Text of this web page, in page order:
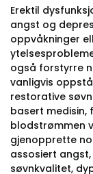
Erektil
angst og
oppvåkninger
også forstyrre
vanligvis
restorative
basert medisin,
blodstrømmen
gjenopprette
assosiert
søvnkvalitet,